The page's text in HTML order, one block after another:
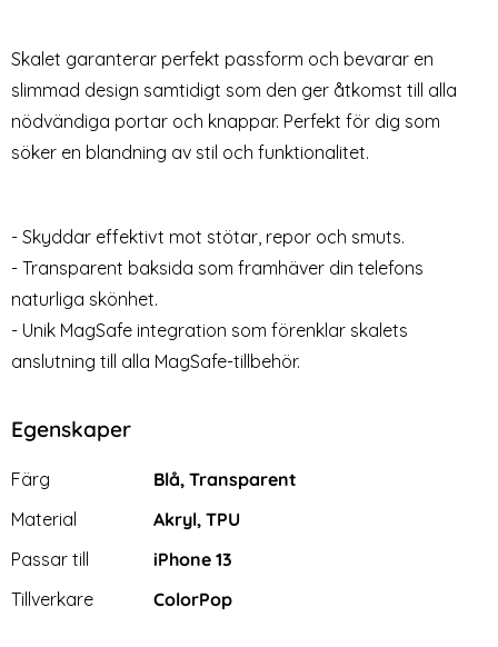
glas - 2-PACK
rea pris
89 krtidigare pris
149 kr
Tillgänglighet:
Lagervara
Köp
14/13/13 Pro Skärmskydd Heltäckande Härdat Glas
rea pris
199 kr
Tillgänglighet:
Spigen iPhone 17e/16e/14/13/13
Spigen
Skalet garanterar perfekt passform och bevarar en
slimmad design samtidigt som den ger åtkomst till alla
nödvändiga portar och knappar. Perfekt för dig som
söker en blandning av stil och funktionalitet.
- Skyddar effektivt mot stötar, repor och smuts.
- Transparent baksida som framhäver din telefons
naturliga skönhet.
- Unik MagSafe integration som förenklar skalets
anslutning till alla MagSafe-tillbehör.
Egenskaper
Egenskaper/attribut för denna produkt
Attribut
Färg
Blå, Transparent
Material
Akryl, TPU
Passar till
iPhone 13
Tillverkare
ColorPop